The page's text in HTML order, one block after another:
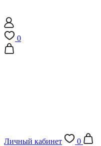
0
Личный кабинет
0